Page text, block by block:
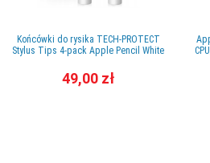
Końcówki do rysika TECH-PROTECT
Stylus Tips 4-pack Apple Pencil White
49,00 zł